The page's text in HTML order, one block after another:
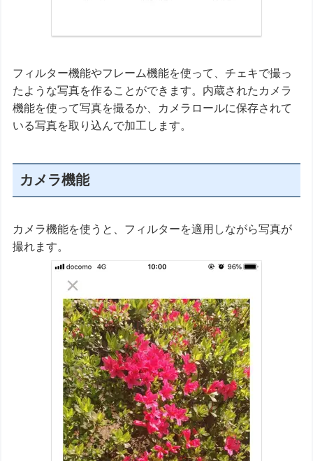
フィルター機能やフレーム機能を使って、チェキで撮っ
たような写真を作ることができます。内蔵されたカメラ
機能を使って写真を撮るか、カメラロールに保存されて
いる写真を取り込んで加工します。
カメラ機能
カメラ機能を使うと、フィルターを適用しながら写真が
撮れます。